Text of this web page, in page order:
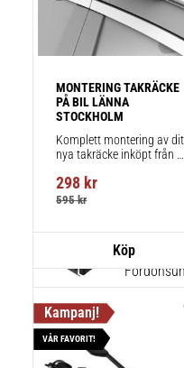
för
1 st
Thule
körning
Thule
MONTERING TAKRÄCKE
PÅ BIL LÄNNA
STOCKHOLM
Komplett montering av
nya takräcke inköpt från
montering på din bil.
298 kr
595kr
VÅR FAVORIT!